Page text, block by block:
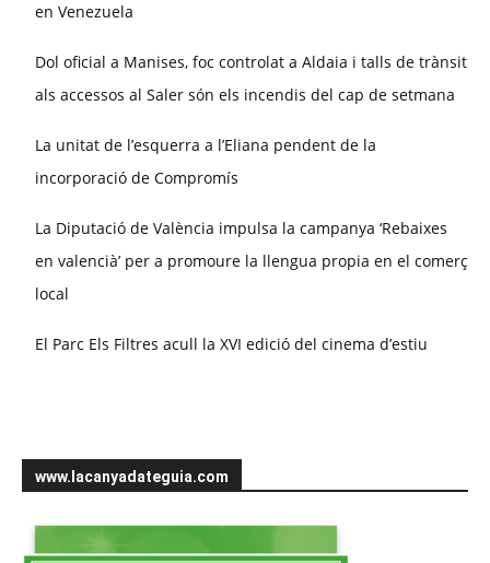
en Venezuela
Dol oficial a Manises, foc controlat a Aldaia i talls de trànsit
als accessos al Saler són els incendis del cap de setmana
La unitat de l’esquerra a l’Eliana pendent de la
incorporació de Compromís
La Diputació de València impulsa la campanya ‘Rebaixes
en valencià’ per a promoure la llengua propia en el comerç
local
El Parc Els Filtres acull la XVI edició del cinema d’estiu
www.lacanyadateguia.com